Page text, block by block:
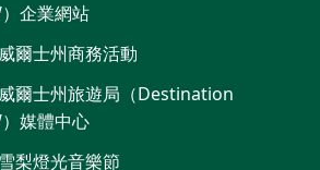
企業網站
爾士州商務活動
爾士州旅遊局（Destination
媒體中心
梨燈光音樂節